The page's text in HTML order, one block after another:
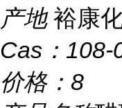
产地 裕康
Cas： 108-
价格： 8